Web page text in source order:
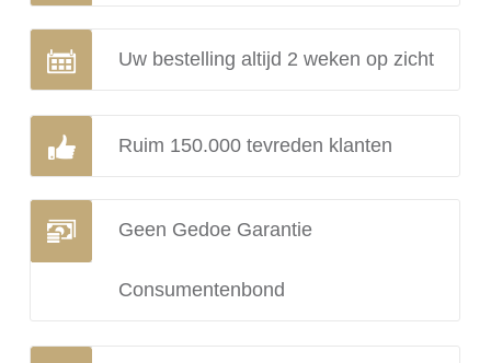
Uw bestelling altijd 2 weken op zicht
Ruim 150.000 tevreden klanten
Geen Gedoe Garantie
Consumentenbond